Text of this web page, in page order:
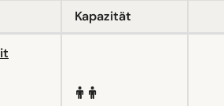
Kapazität